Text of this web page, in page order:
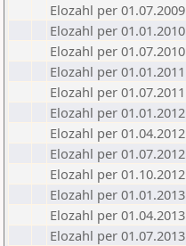
Elozahl per 01.07.2009
Elozahl per 01.01.2010
Elozahl per 01.07.2010
Elozahl per 01.01.2011
Elozahl per 01.07.2011
Elozahl per 01.01.2012
Elozahl per 01.04.2012
Elozahl per 01.07.2012
Elozahl per 01.10.2012
Elozahl per 01.01.2013
Elozahl per 01.04.2013
Elozahl per 01.07.2013